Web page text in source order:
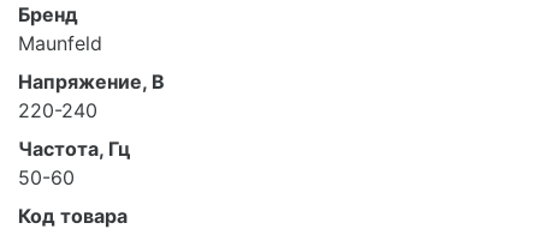
Бренд
Maunfeld
Напряжение, В
220-240
Частота, Гц
50-60
Код товара